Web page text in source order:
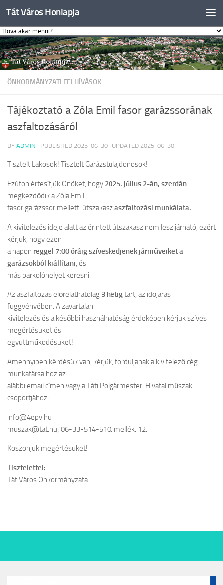
Skip to content
Tát Város Honlapja
ÖNKORMÁNYZATI FELHÍVÁSOK
Tájékoztató a Zóla Emil fasor garázssorának
aszfaltozásáról
BY ADMIN · PUBLISHED 2025-06-30 · UPDATED 2025-06-30
Tisztelt Lakosok! Tisztelt Garázstulajdonosok!
Ezúton értesítjük Önöket, hogy 2025. július 2-án, szerdán
megkezdődik a Zóla Emil
fasor garázssor melletti útszakaszaszfaltozási munkálata.
A kivitelezés ideje alatt az érintett útszakasz nem lesz járható, ezért
kérjük, hogy ezen
a napon reggel 7:00 óráig szíveskedjenek járműveiket a
garázsokból kiállítani, és
más parkolóhelyet keresni.
Az aszfaltozás előreláthatólag 3 hétigtart, az időjárás
függvényében. A zavartalan
kivitelezés és a későbbi használhatóság érdekében kérjük szíves
megértésüket és
együttműködésüket!
Amennyiben kérdésük van, kérjük, forduljanak a kivitelező cég
munkatársaihoz az
alábbi email címen vagy a Táti Polgármesteri Hivatal műszaki
csoportjához:
info@4epv.hu
muszak@tat.hu; 06-33-514-510. mellék: 12.
Köszönjük megértésüket!
Tisztelettel:
Tát Város Önkormányzata